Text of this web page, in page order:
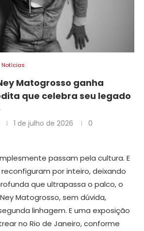
Notícias
Matogrosso ganha
que celebra seu legado
1 de julho de 2026
0
passam pela cultura. E
por inteiro, deixando
que ultrapassa o palco, o
Matogrosso, sem dúvida,
linhagem. E uma exposição
no Rio de Janeiro, conforme